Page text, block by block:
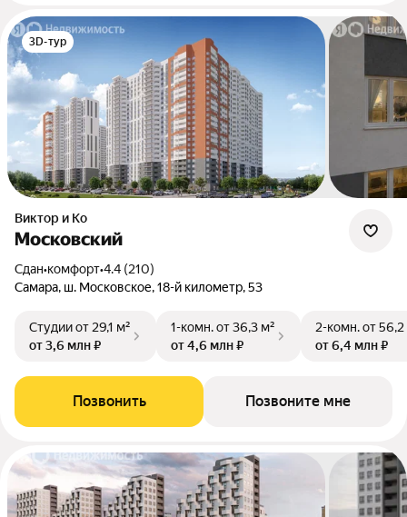
3D-тур
Виктор и Ко
Московский
Сдан•комфорт•4.4 (210)
Самара, ш. Московское, 18-й километр, 53
Студииот 29,1 м²
от 3,6 млн ₽
1-комн.от 36,3 м²
от 4,6 млн ₽
2-комн.от 56,2
от 6,4 млн ₽
Позвонить Позвоните мне